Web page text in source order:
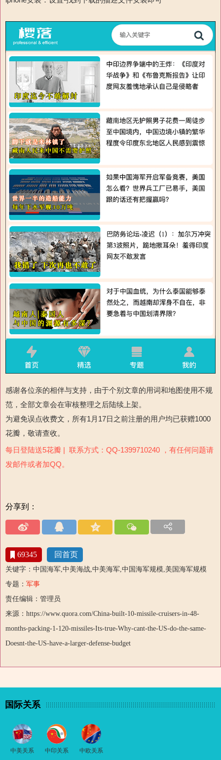
感谢各位亲的相伴与支持，由于个别文章的用词和地图使用不规
范，全部文章会在审核整理之后陆续上架。
为避免误点收费文，所有1月17日之前注册的用户均已获赠1000
花瓣，敬请查收。
每日登陆送5花瓣 | 联系方式：QQ-1399710240 ，有任何问题请
发邮件或者加QQ。
分享到：
69345 回首页
关键字：中国海军,中美海战,中美海军,中国海军规模,美国海军规模
专题： 军事
责任编辑：管理员
来源：https://www.quora.com/China-built-10-missile-cruisers-in-48-
months-packing-1-120-missiles-Its-true-Why-cant-the-US-do-the-same-
Doesnt-the-US-have-a-larger-defense-budget
国际关系
中美关系 中印关系 中欧关系